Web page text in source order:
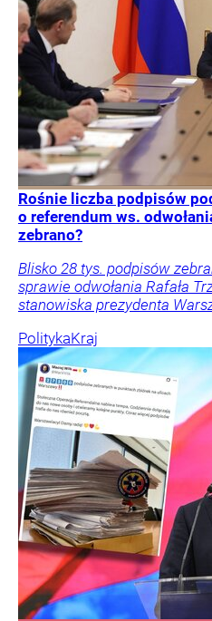
Rośnie liczba podpisów
o referendum ws.
zebrano?
Blisko 28 tys. podpisów
sprawie odwołania Rafała
stanowiska prezydenta
PolitykaKraj